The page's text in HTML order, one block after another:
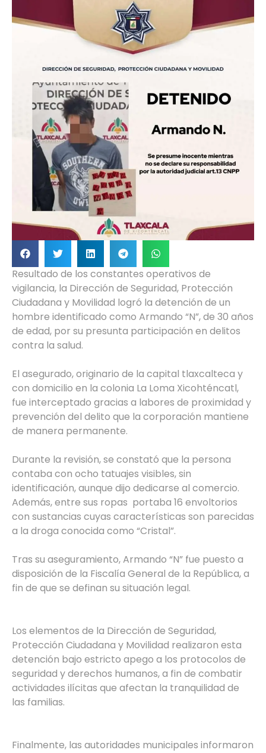
Resultado de los constantes operativos de
vigilancia, la Dirección de Seguridad, Protección
Ciudadana y Movilidad logró la detención de un
hombre identificado como Armando “N”, de 30 años
de edad, por su presunta participación en delitos
contra la salud.
El asegurado, originario de la capital tlaxcalteca y
con domicilio en la colonia La Loma Xicohténcatl,
fue interceptado gracias a labores de proximidad y
prevención del delito que la corporación mantiene
de manera permanente.
Durante la revisión, se constató que la persona
contaba con ocho tatuajes visibles, sin
identificación, aunque dijo dedicarse al comercio.
Además, entre sus ropas portaba 16 envoltorios
con sustancias cuyas características son parecidas
a la droga conocida como “Cristal”.
Tras su aseguramiento, Armando “N” fue puesto a
disposición de la Fiscalía General de la República, a
fin de que se definan su situación legal.
Los elementos de la Dirección de Seguridad,
Protección Ciudadana y Movilidad realizaron esta
detención bajo estricto apego a los protocolos de
seguridad y derechos humanos, a fin de combatir
actividades ilícitas que afectan la tranquilidad de
las familias.
Finalmente, las autoridades municipales informaron